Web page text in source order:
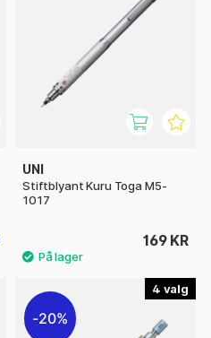
UNI
Stiftblyant Kuru Toga M5-
1017
169 KR
4
20%